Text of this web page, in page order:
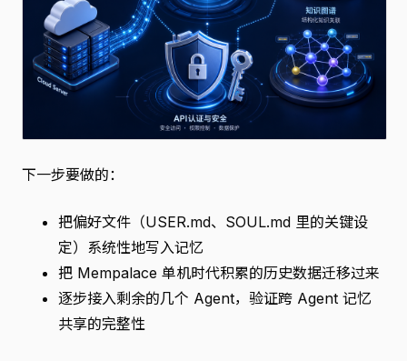
下一步要做的：
把偏好文件（USER.md、SOUL.md 里的关键设
定）系统性地写入记忆
把 Mempalace 单机时代积累的历史数据迁移过来
逐步接入剩余的几个 Agent，验证跨 Agent 记忆
共享的完整性